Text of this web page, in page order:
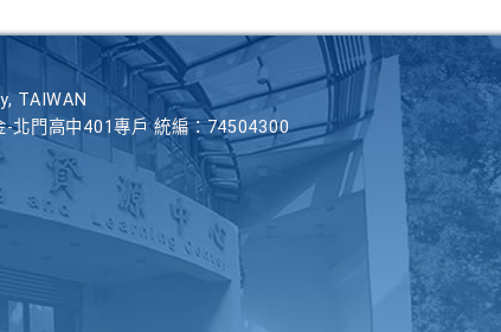
TAIWAN
北門高中401專戶 統編：74504300